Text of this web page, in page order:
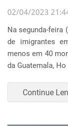
02/04/2023
Na segunda-feira
de imigrantes
menos em 40
da Guatemala, Ho
Continue